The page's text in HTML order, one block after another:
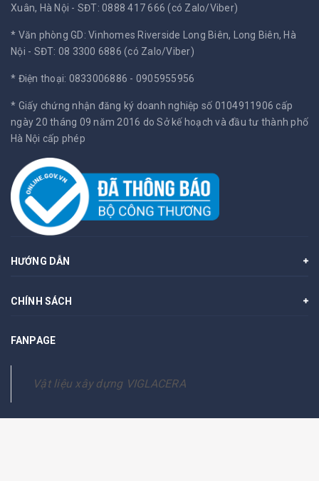
Xuân, Hà Nội - SĐT: 0888 417 666 (có Zalo/Viber)
* Văn phòng GD: Vinhomes Riverside Long Biên, Long Biên, Hà
Nội - SĐT: 08 3300 6886 (có Zalo/Viber)
* Điện thoại: 0833006886 - 0905955956
* Giấy chứng nhận đăng ký doanh nghiệp số 0104911906 cấp
ngày 20 tháng 09 năm 2016 do Sở kế hoạch và đầu tư thành phố
Hà Nội cấp phép
HƯỚNG DẪN
CHÍNH SÁCH
FANPAGE
Vật liệu xây dựng VIGLACERA